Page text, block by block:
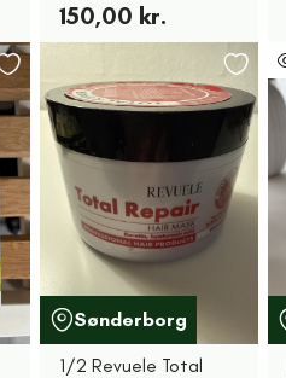
150,00 kr.
Sønderborg
1/2 Revuele Total